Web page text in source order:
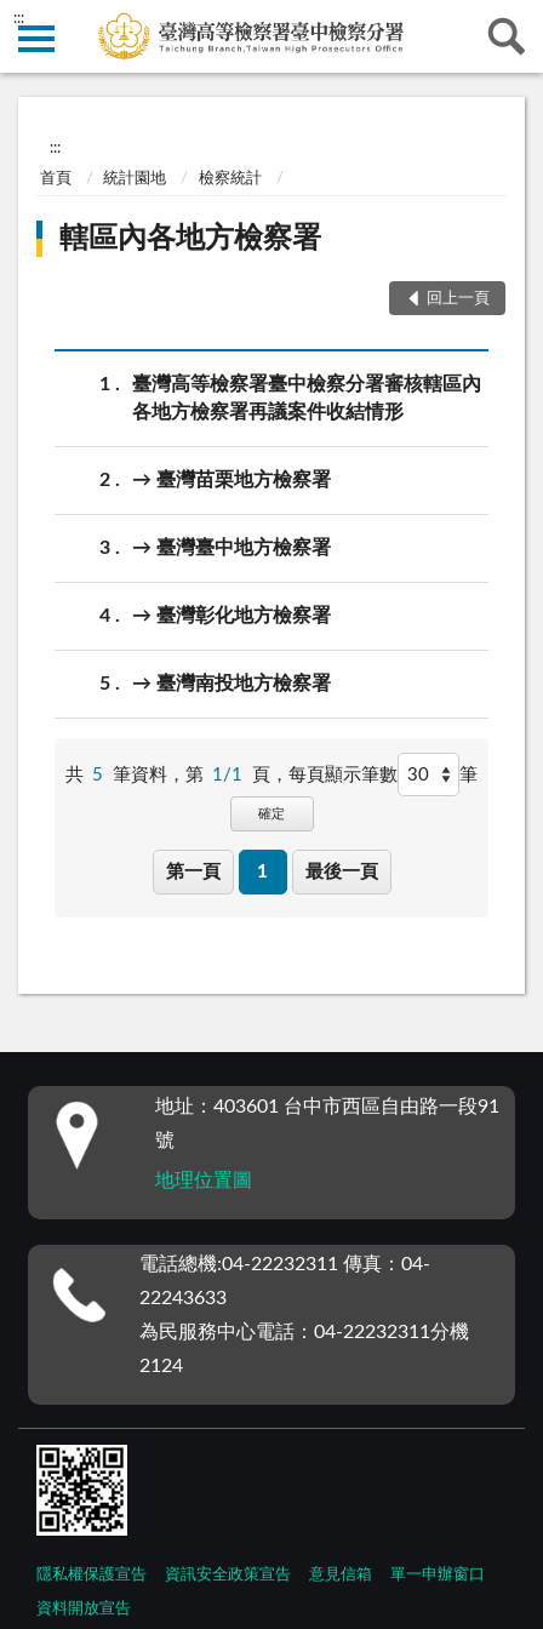
:::
:::
首頁 統計園地 檢察統計
轄區內各地方檢察署
回上一頁
1
臺灣高等檢察署臺中檢察分署審核轄區內
各地方檢察署再議案件收結情形
2 → 臺灣苗栗地方檢察署
3 → 臺灣臺中地方檢察署
4 → 臺灣彰化地方檢察署
5 → 臺灣南投地方檢察署
共 5 筆資料，第 1/1 頁， 每頁顯示筆數 筆
確定
第一頁 1 最後一頁
地址：403601 台中市西區自由路一段91
號
地理位置圖
電話總機:04-22232311 傳真：04-
22243633
為民服務中心電話：04-22232311分機
2124
隱私權保護宣告 資訊安全政策宣告 意見信箱 單一申辦窗口
資料開放宣告